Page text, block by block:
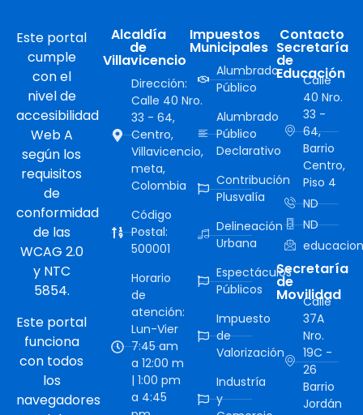
Este portal
cumple
con el
nivel de
accesibilidad
Web A
según los
requisitos
de
conformidad
de las
WCAG 2.0
y NTC
5854.
Este portal
funciona
con todos
los
navegadores
Alcaldía
de
Villavicencio
Dirección:
Calle 40 Nro.
33 - 64,
Centro,
Villavicencio,
meta,
Colombia
Código
Postal:
500001
Horario
de
atención:
Lun-Vier
7:45 am
a 12:00 m
| 1:00 pm
a 4:45
Impuestos
Municipales
Alumbrado
Público
Alumbrado
Público
Declarativo
Contribución
Plusvalía
Delineación
Urbana
Espectáculos
Públicos
Impuesto
de
Valorización
Industría
y
Contacto
Secretaría
de
Educación
Calle
40 Nro.
33 -
64,
Barrio
Centro,
Piso 4
ND
ND
Secretaría
de
Movilidad
Calle
37A
Nro.
19C -
26
Barrio
Jordán